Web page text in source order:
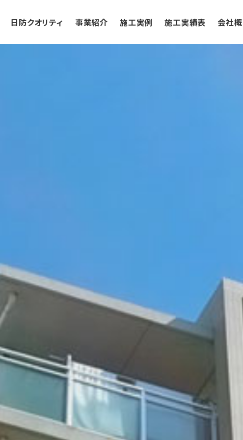
日防クオリティ 事業紹介 施工実例 施工実績表 会社